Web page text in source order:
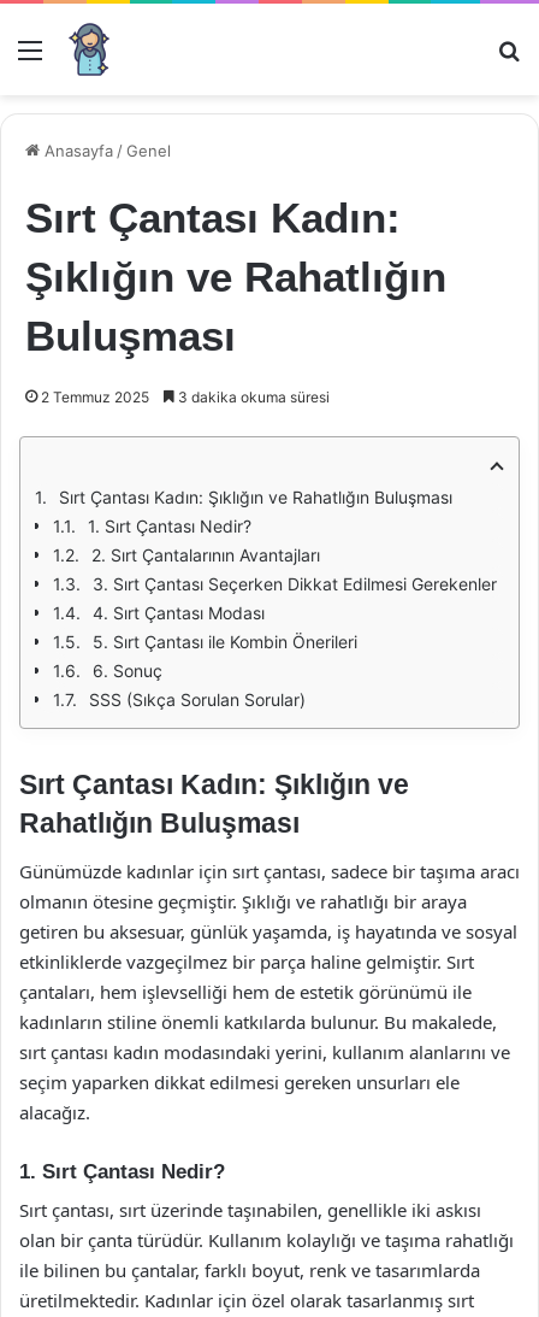
Menü
Anasayfa /Genel
Sırt Çantası Kadın:
Şıklığın ve Rahatlığın
Buluşması
2 Temmuz 2025 3 dakika okuma süresi
Sırt Çantası Kadın: Şıklığın ve Rahatlığın Buluşması
1. Sırt Çantası Nedir?
2. Sırt Çantalarının Avantajları
3. Sırt Çantası Seçerken Dikkat Edilmesi Gerekenler
4. Sırt Çantası Modası
5. Sırt Çantası ile Kombin Önerileri
6. Sonuç
SSS (Sıkça Sorulan Sorular)
Sırt Çantası Kadın: Şıklığın ve
Rahatlığın Buluşması
Günümüzde kadınlar için sırt çantası, sadece bir taşıma aracı
olmanın ötesine geçmiştir. Şıklığı ve rahatlığı bir araya
getiren bu aksesuar, günlük yaşamda, iş hayatında ve sosyal
etkinliklerde vazgeçilmez bir parça haline gelmiştir. Sırt
çantaları, hem işlevselliği hem de estetik görünümü ile
kadınların stiline önemli katkılarda bulunur. Bu makalede,
sırt çantası kadın modasındaki yerini, kullanım alanlarını ve
seçim yaparken dikkat edilmesi gereken unsurları ele
alacağız.
1. Sırt Çantası Nedir?
Sırt çantası, sırt üzerinde taşınabilen, genellikle iki askısı
olan bir çanta türüdür. Kullanım kolaylığı ve taşıma rahatlığı
ile bilinen bu çantalar, farklı boyut, renk ve tasarımlarda
üretilmektedir. Kadınlar için özel olarak tasarlanmış sırt